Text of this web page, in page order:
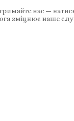
нас —
зміцнює наше